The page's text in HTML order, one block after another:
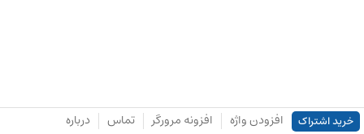
خرید اشتراک افزودن واژه افزونه مرورگر تماس درباره